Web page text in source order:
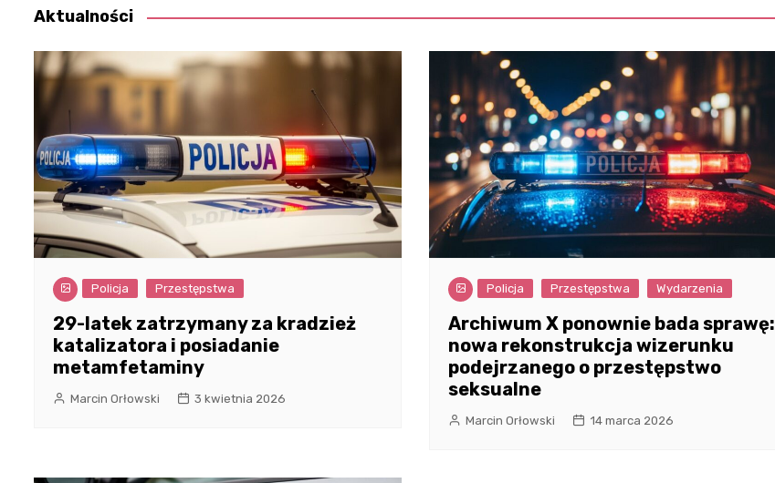
Aktualności
Policja Przestępstwa
29-latek zatrzymany za kradzież
katalizatora i posiadanie
metamfetaminy
Marcin Orłowski 3 kwietnia 2026
Policja Przestępstwa Wydarzenia
Archiwum X ponownie bada sprawę:
nowa rekonstrukcja wizerunku
podejrzanego o przestępstwo
seksualne
Marcin Orłowski 14 marca 2026